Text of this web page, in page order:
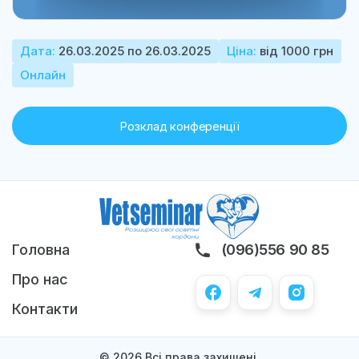
Дата: 26.03.2025 по 26.03.2025 Ціна: від 1000 грн
Онлайн
Розклад конференції
Головна
Про нас
Контакти
(096)556 90 85